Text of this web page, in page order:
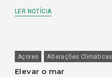
LER NOTÍCIA
Açores Alterações Climáticas
Elevar o mar